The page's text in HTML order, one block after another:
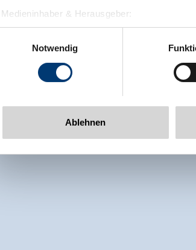
Medieninhaber & Herausgeber:
Zeller Bergbahnen Zillertal GmbH & Co KG
Rohr 23// A-6280 Zell am Ziller
www.zillertalarena.com
Notwendig
Ablehnen